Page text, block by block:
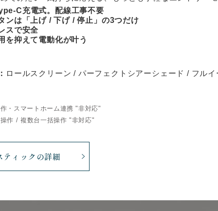
C充電式。配線工事不要
ンは「上げ / 下げ / 停止」の3つだけ
スで安全
を抑えて電動化が叶う
ロールスクリーン / パーフェクトシアーシェード / フル
・スマートホーム連携 "非対応"
作 / 複数台一括操作 "非対応"
ティックの詳細